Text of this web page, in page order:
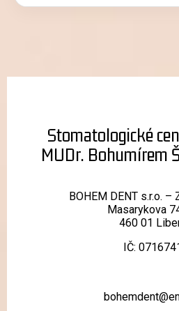
Stomatologické
MUDr. Bohumírem
BOHEM DENT s.r.o. –
Masarykova
460 01
IČ: